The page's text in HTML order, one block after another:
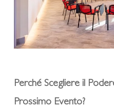
Perché Scegliere il
Prossimo Evento?